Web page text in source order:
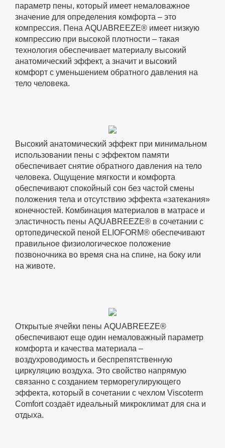
параметр пены, который имеет немаловажное
значение для определения комфорта – это
компрессия. Пена AQUABREEZE® имеет низкую
компрессию при высокой плотности – такая
технология обеспечивает материалу высокий
анатомический эффект, а значит и высокий
комфорт с уменьшением обратного давления на
тело человека.
Высокий анатомический эффект при минимальном
использовании пены с эффектом памяти
обеспечивает снятие обратного давления на тело
человека. Ощущение мягкости и комфорта
обеспечивают спокойный сон без частой смены
положения тела и отсутствию эффекта «затекания»
конечностей. Комбинация материалов в матрасе и
эластичность пены AQUABREEZE® в сочетании с
ортопедической пеной ELIOFORM® обеспечивают
правильное физиологическое положение
позвоночника во время сна на спине, на боку или
на животе.
Открытые ячейки пены AQUABREEZE®
обеспечивают еще один немаловажный параметр
комфорта и качества материала –
воздухроводимость и беспрепятственную
циркуляцию воздуха. Это свойство напрямую
связанно с созданием терморегулирующего
эффекта, который в сочетании с чехлом Viscoterm
Comfort создаёт идеальный микроклимат для сна и
отдыха.